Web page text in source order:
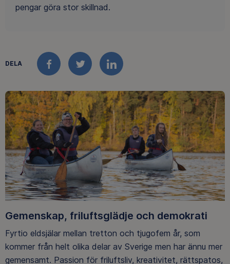
pengar göra stor skillnad.
DELA
FACEBOOKTWITTERLINKEDIN
Gemenskap, friluftsglädje och demokrati
Fyrtio eldsjälar mellan tretton och tjugofem år, som
kommer från helt olika delar av Sverige men har ännu mer
gemensamt. Passion för friluftsliv, kreativitet, rättspatos,